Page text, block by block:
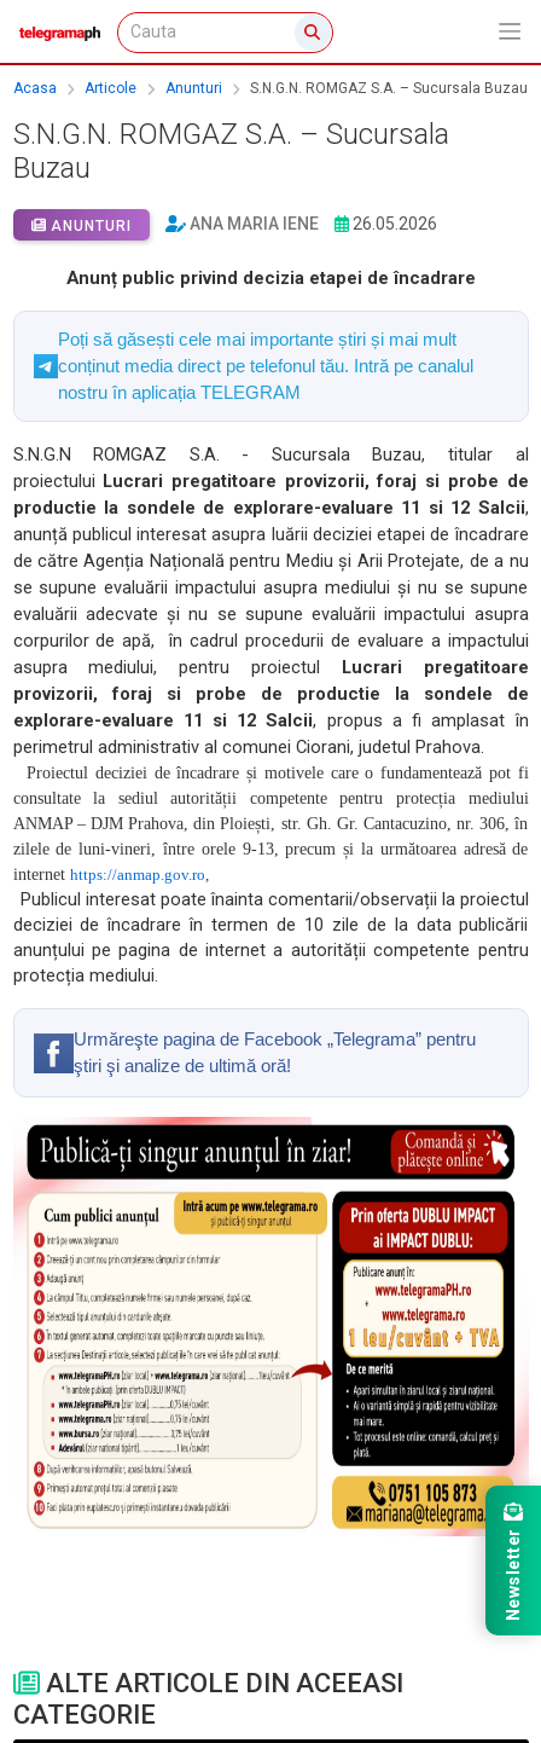
Acasa Articole Anunturi S.N.G.N. ROMGAZ S.A. – Sucursala Buzau
S.N.G.N. ROMGAZ S.A. – Sucursala
Buzau
ANUNTURI ANA MARIA IENE 26.05.2026
Anunț public privind decizia etapei de încadrare
Poți să găsești cele mai importante știri și mai mult
conținut media direct pe telefonul tău. Intră pe canalul
nostru în aplicația TELEGRAM
S.N.G.N ROMGAZ S.A. - Sucursala Buzau, titular al
proiectului Lucrari pregatitoare provizorii, foraj si probe de
productie la sondele de explorare-evaluare 11 si 12 Salcii,
anunță publicul interesat asupra luării deciziei etapei de încadrare
de cătreAgenția Națională pentru Mediu și Arii Protejate, de a nu
se supune evaluării impactului asupra mediului și nu se supune
evaluării adecvate și nu se supune evaluării impactului asupra
corpurilor de apă,
în cadrul procedurii de evaluare a impactului
asupra mediului, pentru proiectul
Lucrari pregatitoare
provizorii, foraj si probe de productie la sondele de
explorare-evaluare 11 si 12 Salcii, propus a fi amplasat în
perimetrul administrativ al comunei Ciorani, judetul Prahova.
Proiectul deciziei de încadrare și motivele care o fundamentează pot fi
consultate la sediul autorității competente pentru protecția mediului
ANMAP – DJM Prahova, din Ploiești, str. Gh. Gr. Cantacuzino, nr. 306, în
zilele de luni-vineri, între orele 9-13, precum și la următoarea adresă de
internet https://anmap.gov.ro,
Publicul interesat poate înainta comentarii/observații la proiectul
deciziei de încadrare în termen de 10 zile de la data publicării
anunțului pe pagina de internet a autorității competente pentru
protecția mediului.
Urmăreşte pagina de Facebook „Telegrama” pentru
ştiri şi analize de ultimă oră!
ALTE ARTICOLE DIN ACEEASI
CATEGORIE
Newsletter